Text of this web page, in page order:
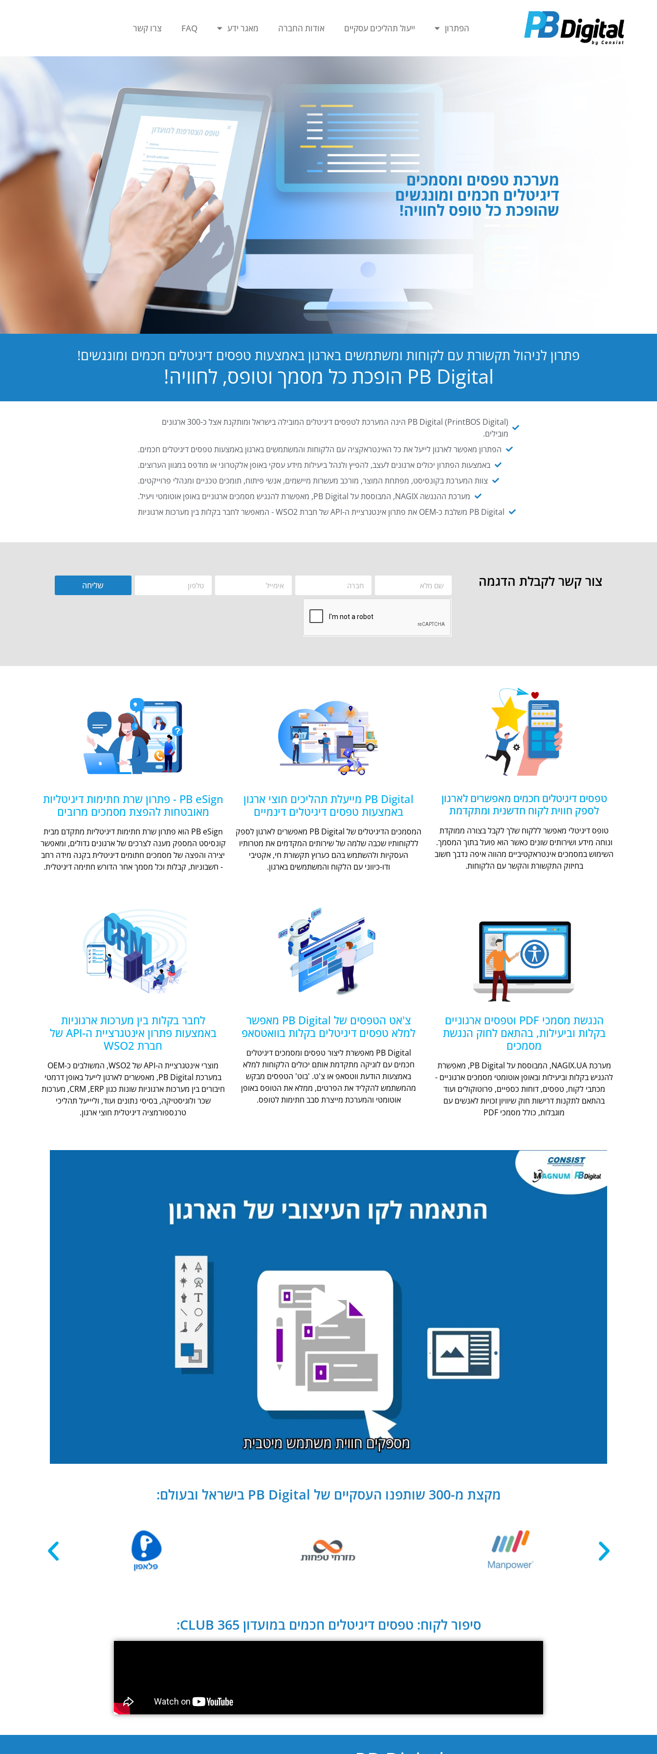
הפתרון ייעול תהליכים עסקיים אודות החברה מאגר ידע FAQ צרו קשר
מערכת טפסים ומסמכים
דיגיטלים חכמים ומונגשים
שהופכת כל טופס לחוויה!
פתרון לניהול תקשורת עם לקוחות ומשתמשים בארגון באמצעות טפסים דיגיטלים חכמים ומונגשים!
PB Digital הופכת כל מסמך וטופס, לחוויה!
PB Digital (PrintBOS Digital) הינה המערכת לטפסים דיגיטלים המובילה בישראל ומותקנת אצל כ-300 ארגונים
מובילים.
הפתרון מאפשר לארגון לייעל את כל האינטראקציה עם הלקוחות והמשתמשים בארגון באמצעות טפסים דיגיטלים חכמים.
באמצעות הפתרון יכולים ארגונים לעצב, להפיץ ולנהל ביעילות מידע עסקי באופן אלקטרוני או מודפס במגוון הערוצים.
צוות המערכת בקונסיסט, מפתחת המוצר, מורכב מעשרות מיישמים, אנשי פיתוח, תומכים טכניים ומנהלי פרוייקטים.
מערכת ההנגשה NAGIX, המבוססת על PB Digital, מאפשרת להנגיש מסמכים ארגוניים באופן אוטומטי ויעיל.
PB Digital משלבת כ-OEM את פתרון אינטגרציית ה-API של חברת WSO2 - המאפשר לחבר בקלות בין מערכות ארגוניות
צור קשר לקבלת הדגמה שליחה
טפסים דיגיטלים חכמים מאפשרים לארגון
לספק חווית לקוח חדשנית ומתקדמת
טופס דיגיטלי מאפשר ללקוח שלך לקבל בצורה ממוקדת
ונוחה מידע ושירותים שונים כאשר הוא פועל בתוך המסמך.
השימוש במסמכים אינטראקטיביים מהווה איפה נדבך חשוב
בחיזוק התקשורת והקשר עם הלקוחות.
PB Digital מייעלת תהליכים חוצי ארגון
באמצעות טפסים דיגיטלים דינמיים
המסמכים הדיגיטלים של PB Digital מאפשרים לארגון לספק
ללקוחותיו שכבה שלמה של שירותים המקדמים את מטרותיו
העסקיות ולהשתמש בהם כערוץ תקשורת חי, אקטיבי
ודו-כיווני עם הלקוח והמשתמשים בארגון.
PB eSign - פתרון שרת חתימות דיגיטליות
מאובטחות להפצת מסמכים מרובים
PB eSign הוא פתרון שרת חתימות דיגיטליות מתקדם מבית
קונסיסט המספק מענה לצרכים של ארגונים גדולים, ומאפשר
יצירה והפצה של מסמכים חתומים דיגיטלית בקנה מידה רחב
- חשבוניות, קבלות וכל מסמך אחר הדורש חתימה דיגיטלית.
הנגשת מסמכי PDF וטפסים ארגוניים
בקלות וביעילות, בהתאם לחוק הנגשת
מסמכים
מערכת NAGIX.UA, המבוססת על PB Digital, מאפשרת
להנגיש בקלות וביעילות ובאופן אוטומטי מסמכים ארגוניים -
מכתבי לקוח, טפסים, דוחות כספיים, פרוטוקולים ועוד
בהתאם לתקנות דרישות חוק שיוויון זכויות לאנשים עם
מוגבלות, כולל מסמכי PDF
צ'אט הטפסים של PB Digital מאפשר
למלא טפסים דיגיטלים בקלות בוואטסאפ
PB Digital מאפשרת ליצור טפסים ומסמכים דיגיטלים
חכמים עם לוגיקה מתקדמת אותם יכולים הלקוחות למלא
באמצעות הודעת ווטסאפ או צ'ט. 'בוט' הטפסים מבקש
מהמשתמש להקליד את הפרטים, ממלא את הטופס באופן
אוטומטי והמערכת מייצרת סבב חתימות לטופס.
לחבר בקלות בין מערכות ארגוניות
באמצעות פתרון אינטגרציית ה-API של
חברת WSO2
מוצרי אינטגרציית ה-API של WSO2, המשולבים כ-OEM
במערכת PB Digital, מאפשרים לארגון לייעל באופן דרמטי
חיבורים בין מערכות ארגוניות שונות כגון CRM ,ERP, מערכות
שכר ולוגיסטיקה, בסיסי נתונים ועוד, וליייעל תהליכי
טרנספורמציה דיגיטלית חוצי ארגון.
מקצת מ-300 שותפנו העסקיים של PB Digital בישראל ובעולם:
סיפור לקוח: טפסים דיגיטלים חכמים במועדון CLUB 365: